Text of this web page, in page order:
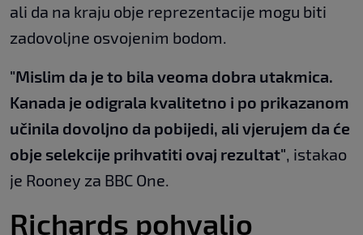
ali da na kraju obje reprezentacije mogu biti
zadovoljne osvojenim bodom.
"Mislim da je to bila veoma dobra utakmica.
Kanada je odigrala kvalitetno i po prikazanom
učinila dovoljno da pobijedi, ali vjerujem da će
obje selekcije prihvatiti ovaj rezultat" , istakao
je Rooney za BBC One.
Richards pohvalio